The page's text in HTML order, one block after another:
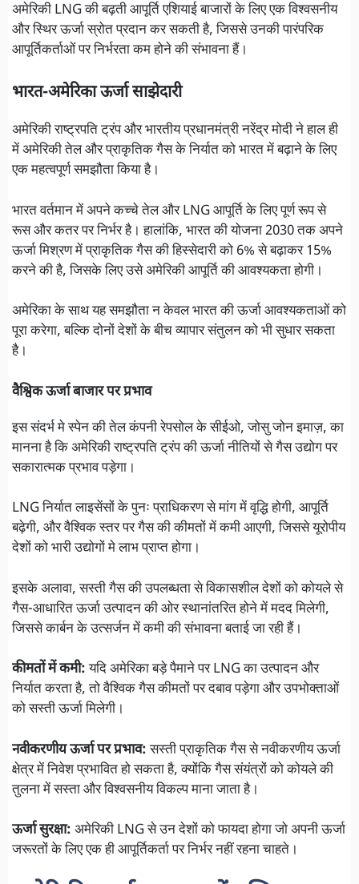
अमेरिकी LNG की बढ़ती आपूर्ति एशियाई बाजारों के लिए एक विश्वसनीय
और स्थिर ऊर्जा स्रोत प्रदान कर सकती है, जिससे उनकी पारंपरिक
आपूर्तिकर्ताओं पर निर्भरता कम होने की संभावना हैं।
भारत-अमेरिका ऊर्जा साझेदारी
अमेरिकी राष्ट्रपति ट्रंप और भारतीय प्रधानमंत्री नरेंद्र मोदी ने हाल ही
में अमेरिकी तेल और प्राकृतिक गैस के निर्यात को भारत में बढ़ाने के लिए
एक महत्वपूर्ण समझौता किया है।
भारत वर्तमान में अपने कच्चे तेल और LNG आपूर्ति के लिए पूर्ण रूप से
रूस और कतर पर निर्भर है। हालांकि, भारत की योजना 2030 तक अपने
ऊर्जा मिश्रण में प्राकृतिक गैस की हिस्सेदारी को 6% से बढ़ाकर 15%
करने की है, जिसके लिए उसे अमेरिकी आपूर्ति की आवश्यकता होगी।
अमेरिका के साथ यह समझौता न केवल भारत की ऊर्जा आवश्यकताओं को
पूरा करेगा, बल्कि दोनों देशों के बीच व्यापार संतुलन को भी सुधार सकता
है।
वैश्विक ऊर्जा बाजार पर प्रभाव
इस संदर्भ मे स्पेन की तेल कंपनी रेपसोल के सीईओ, जोसु जोन इमाज़, का
मानना है कि अमेरिकी राष्ट्रपति ट्रंप की ऊर्जा नीतियों से गैस उद्योग पर
सकारात्मक प्रभाव पड़ेगा।
LNG निर्यात लाइसेंसों के पुनः प्राधिकरण से मांग में वृद्धि होगी, आपूर्ति
बढ़ेगी, और वैश्विक स्तर पर गैस की कीमतों में कमी आएगी, जिससे यूरोपीय
देशों को भारी उद्योगों मे लाभ प्राप्त होगा।
इसके अलावा, सस्ती गैस की उपलब्धता से विकासशील देशों को कोयले से
गैस-आधारित ऊर्जा उत्पादन की ओर स्थानांतरित होने में मदद मिलेगी,
जिससे कार्बन के उत्सर्जन में कमी की संभावना बताई जा रही हैं।
कीमतों में कमी:यदि अमेरिका बड़े पैमाने पर LNG का उत्पादन और
निर्यात करता है, तो वैश्विक गैस कीमतों पर दबाव पड़ेगा और उपभोक्ताओं
को सस्ती ऊर्जा मिलेगी।
नवीकरणीय ऊर्जा पर प्रभाव:सस्ती प्राकृतिक गैस से नवीकरणीय ऊर्जा
क्षेत्र में निवेश प्रभावित हो सकता है, क्योंकि गैस संयंत्रों को कोयले की
तुलना में सस्ता और विश्वसनीय विकल्प माना जाता है।
ऊर्जा सुरक्षा: अमेरिकी LNG से उन देशों को फायदा होगा जो अपनी ऊर्जा
जरूरतों के लिए एक ही आपूर्तिकर्ता पर निर्भर नहीं रहना चाहते।